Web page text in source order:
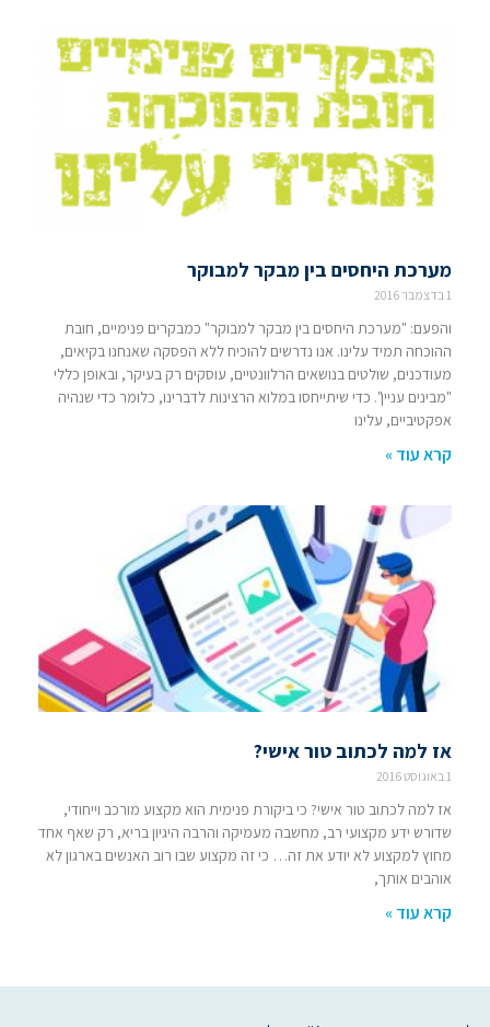
מערכת היחסים בין מבקר למבוקר
1 בדצמבר 2016
והפעם: "מערכת היחסים בין מבקר למבוקר" כמבקרים פנימיים, חובת
ההוכחה תמיד עלינו. אנו נדרשים להוכיח ללא הפסקה שאנחנו בקיאים,
מעודכנים, שולטים בנושאים הרלוונטיים, עוסקים רק בעיקר, ובאופן כללי
"מבינים עניין". כדי שיתייחסו במלוא הרצינות לדברינו, כלומר כדי שנהיה
אפקטיביים, עלינו
קרא עוד »
אז למה לכתוב טור אישי?
1 באוגוסט 2016
אז למה לכתוב טור אישי? כי ביקורת פנימית הוא מקצוע מורכב וייחודי,
שדורש ידע מקצועי רב, מחשבה מעמיקה והרבה היגיון בריא, רק שאף אחד
מחוץ למקצוע לא יודע את זה… כי זה מקצוע שבו רוב האנשים בארגון לא
אוהבים אותך,
קרא עוד »